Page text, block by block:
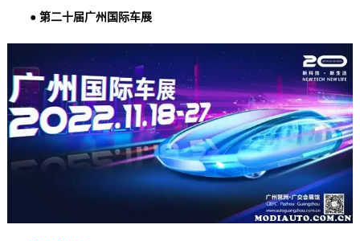
● 第二十届广州国际车展